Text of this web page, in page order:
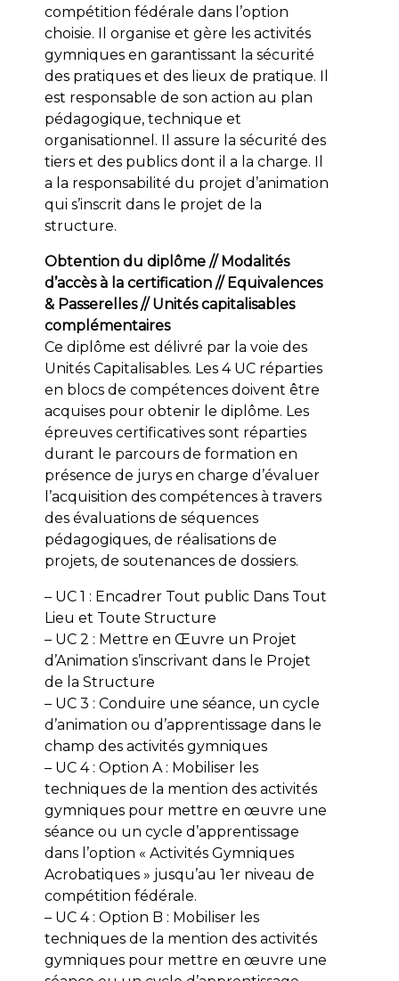
compétition fédérale dans l’option
choisie. Il organise et gère les activités
gymniques en garantissant la sécurité
des pratiques et des lieux de pratique. Il
est responsable de son action au plan
pédagogique, technique et
organisationnel. Il assure la sécurité des
tiers et des publics dont il a la charge. Il
a la responsabilité du projet d’animation
qui s’inscrit dans le projet de la
structure.
Obtention du diplôme // Modalités
d’accès à la certification // Equivalences
& Passerelles // Unités capitalisables
complémentaires
Ce diplôme est délivré par la voie des
Unités Capitalisables. Les 4 UC réparties
en blocs de compétences doivent être
acquises pour obtenir le diplôme. Les
épreuves certificatives sont réparties
durant le parcours de formation en
présence de jurys en charge d’évaluer
l’acquisition des compétences à travers
des évaluations de séquences
pédagogiques, de réalisations de
projets, de soutenances de dossiers.
– UC 1 : Encadrer Tout public Dans Tout
Lieu et Toute Structure
– UC 2 : Mettre en Œuvre un Projet
d’Animation s’inscrivant dans le Projet
de la Structure
– UC 3 : Conduire une séance, un cycle
d’animation ou d’apprentissage dans le
champ des activités gymniques
– UC 4 : Option A : Mobiliser les
techniques de la mention des activités
gymniques pour mettre en œuvre une
séance ou un cycle d’apprentissage
dans l’option « Activités Gymniques
Acrobatiques » jusqu’au 1er niveau de
compétition fédérale.
– UC 4 : Option B : Mobiliser les
techniques de la mention des activités
gymniques pour mettre en œuvre une